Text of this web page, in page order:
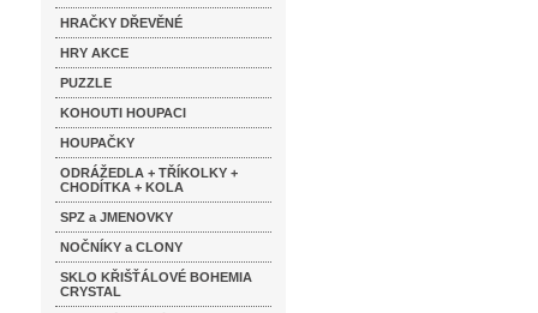
HRAČKY DŘEVĚNÉ
HRY AKCE
PUZZLE
KOHOUTI HOUPACI
HOUPAČKY
ODRÁŽEDLA + TŘÍKOLKY +
CHODÍTKA + KOLA
SPZ a JMENOVKY
NOČNÍKY a CLONY
SKLO KŘIŠŤÁLOVÉ BOHEMIA
CRYSTAL